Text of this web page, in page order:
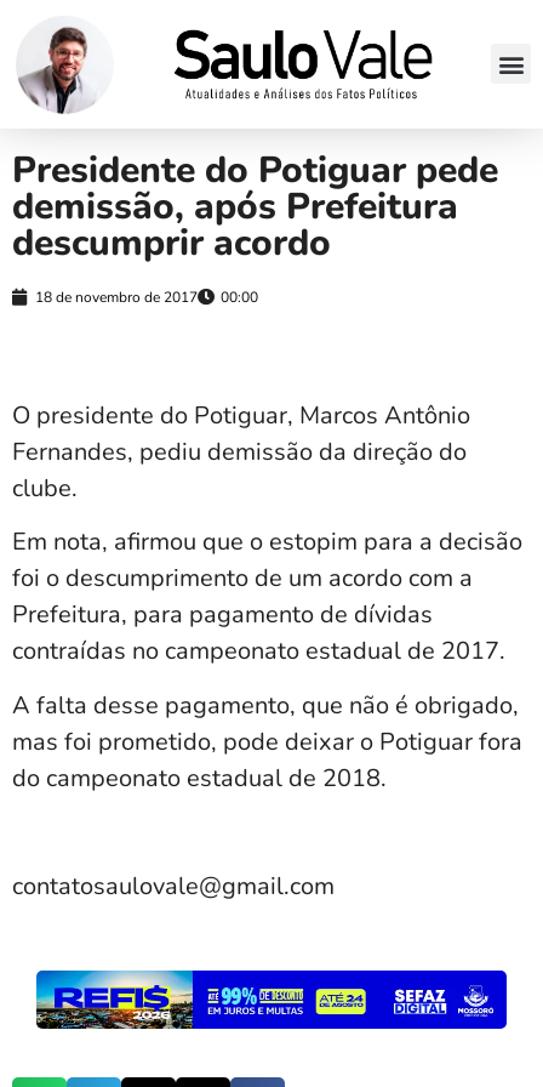
Presidente do Potiguar pede
demissão, após Prefeitura
descumprir acordo
18 de novembro de 2017 00:00
O presidente do Potiguar, Marcos Antônio
Fernandes, pediu demissão da direção do
clube.
Em nota, afirmou que o estopim para a decisão
foi o descumprimento de um acordo com a
Prefeitura, para pagamento de dívidas
contraídas no campeonato estadual de 2017.
A falta desse pagamento, que não é obrigado,
mas foi prometido, pode deixar o Potiguar fora
do campeonato estadual de 2018.
contatosaulovale@gmail.com